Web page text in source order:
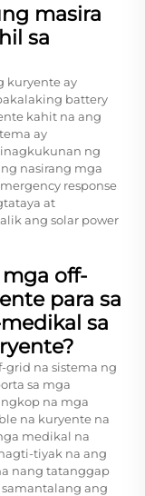
masira
sa
kuryente ay
battery
kahit na ang
ay
ng
nasirang mga
response
at
ang solar power
off-
para sa
sa
grid na sistema ng
sa mga
na mga
na kuryente na
medikal na
tiyak na ang
nang tatanggap
ang